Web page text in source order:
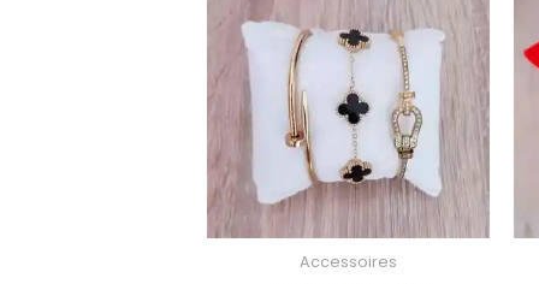
Accessoires